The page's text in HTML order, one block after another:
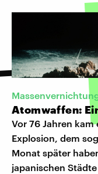
Atomwaffen:
Vor 76 Jahren kam
Explosion, dem
Monat später
japanischen